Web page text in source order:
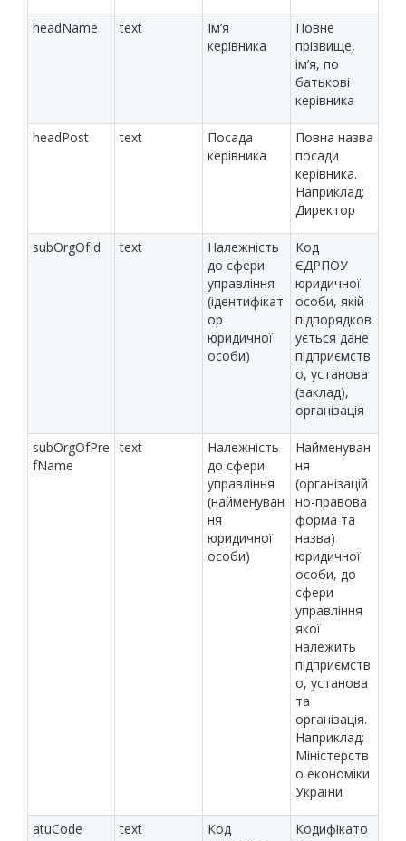
headName text
Ім’я
керівника
Повне
прізвище,
ім’я, по
батькові
керівника
headPost text
Посада
керівника
Повна назва
посади
керівника.
Наприклад:
Директор
subOrgOfId text
Належність
до сфери
управління
(ідентифікат
ор
юридичної
особи)
Код
ЄДРПОУ
юридичної
особи, якій
підпорядков
ується дане
підприємств
о, установа
(заклад),
організація
subOrgOfPre
fName
text
Належність
до сфери
управління
(найменуван
ня
юридичної
особи)
Найменуван
ня
(організацій
но-правова
форма та
назва)
юридичної
особи, до
сфери
управління
якої
належить
підприємств
о, установа
та
організація.
Наприклад:
Міністерств
о економіки
України
atuCode text
Код
Кодифікато